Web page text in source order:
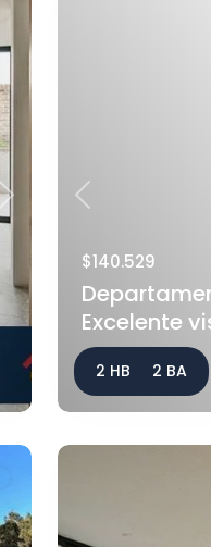
Next Previous
$140.529
Excelente
2 HB 2 BA